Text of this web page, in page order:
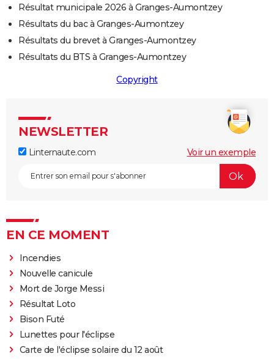
Résultat municipale 2026 à Granges-Aumontzey
Résultats du bac à Granges-Aumontzey
Résultats du brevet à Granges-Aumontzey
Résultats du BTS à Granges-Aumontzey
Copyright
NEWSLETTER
Linternaute.com Voir un exemple
EN CE MOMENT
Incendies
Nouvelle canicule
Mort de Jorge Messi
Résultat Loto
Bison Futé
Lunettes pour l'éclipse
Carte de l'éclipse solaire du 12 août